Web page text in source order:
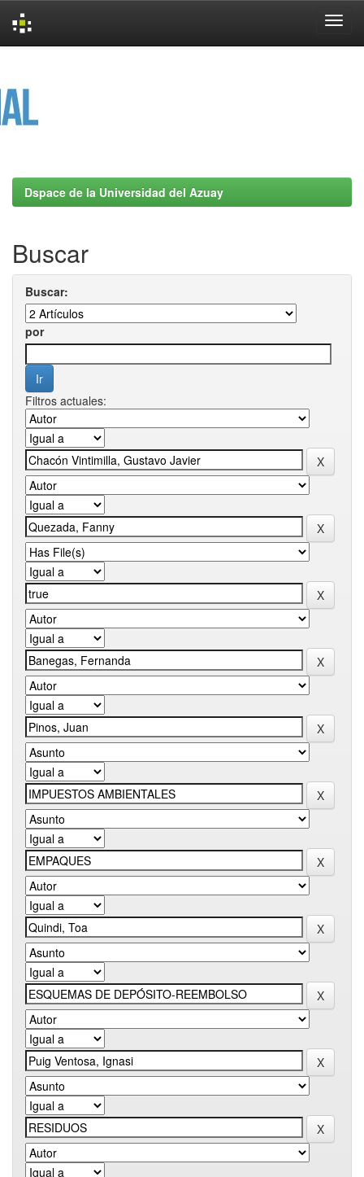
Dspace de la Universidad del Azuay
Buscar
Buscar:
por
Filtros actuales: